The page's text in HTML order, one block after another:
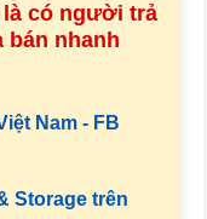
là có người trả
nhanh
Nam - FB
Storage trên